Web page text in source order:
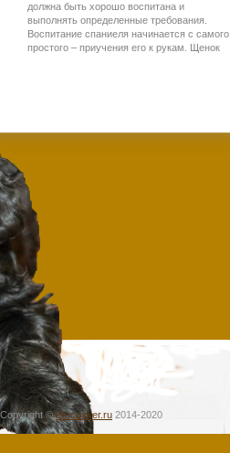
должна быть хорошо воспитана и
выполнять определенные требования.
Воспитание спаниеля начинается с самого
простого – приучения его к рукам. Щенок
Copyright ©en-cocker.ru 2014-2020